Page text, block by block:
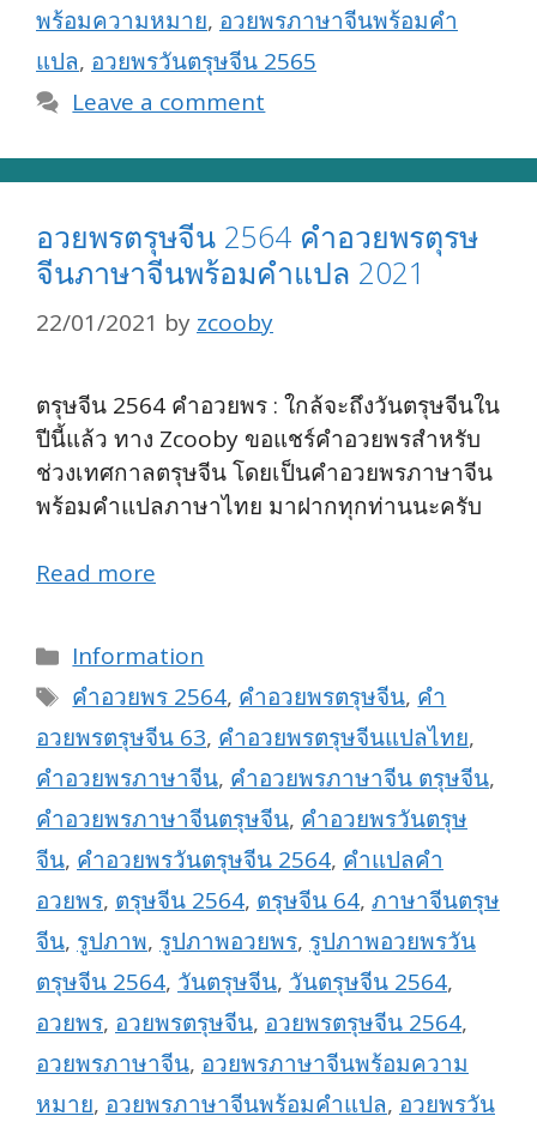
พร้อมความหมาย, อวยพรภาษาจีนพร้อมคำ
แปล, อวยพรวันตรุษจีน 2565
Leave a comment
อวยพรตรุษจีน 2564 คำอวยพรตุรษ
จีนภาษาจีนพร้อมคำแปล 2021
22/01/2021 by zcooby
ตรุษจีน 2564 คำอวยพร : ใกล้จะถึงวันตรุษจีนใน
ปีนี้แล้ว ทาง Zcooby ขอแชร์คำอวยพรสำหรับ
ช่วงเทศกาลตรุษจีน โดยเป็นคำอวยพรภาษาจีน
พร้อมคำแปลภาษาไทย มาฝากทุกท่านนะครับ
Read more
Categories
Information
Tags
คำอวยพร 2564, คำอวยพรตรุษจีน, คำ
อวยพรตรุษจีน 63, คำอวยพรตรุษจีนแปลไทย,
คำอวยพรภาษาจีน, คำอวยพรภาษาจีน ตรุษจีน,
คำอวยพรภาษาจีนตรุษจีน, คำอวยพรวันตรุษ
จีน, คำอวยพรวันตรุษจีน 2564, คำแปลคำ
อวยพร, ตรุษจีน 2564, ตรุษจีน 64, ภาษาจีนตรุษ
จีน, รูปภาพ, รูปภาพอวยพร, รูปภาพอวยพรวัน
ตรุษจีน 2564, วันตรุษจีน, วันตรุษจีน 2564,
อวยพร, อวยพรตรุษจีน, อวยพรตรุษจีน 2564,
อวยพรภาษาจีน, อวยพรภาษาจีนพร้อมความ
หมาย, อวยพรภาษาจีนพร้อมคำแปล, อวยพรวัน